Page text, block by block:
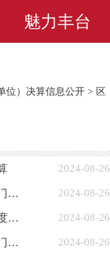
魅力丰台
位）决算信息公开 > 区
2024-08-26
北京市丰台区救助管理站2023年度部门决算 2024-08-26
北京市丰台区民政局（本级）2023年度部门决算 2024-08-26
北京市丰台区儿童福利院2023年度部门决算 2024-08-26